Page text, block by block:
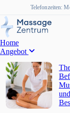
Telefonzeiten:
Home
Angebot